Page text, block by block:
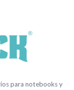
para notebooks y